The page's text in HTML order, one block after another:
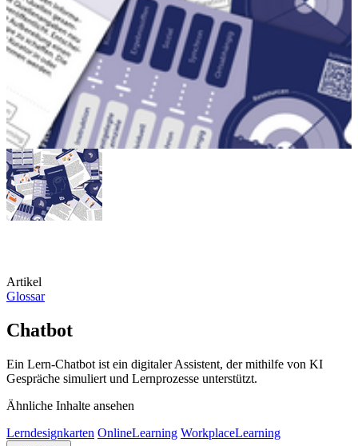
Artikel
Glossar
Chatbot
Ein Lern-Chatbot ist ein digitaler Assistent, der mithilfe von KI
Gespräche simuliert und Lernprozesse unterstützt.
Ähnliche Inhalte ansehen
Lerndesignkarten OnlineLearning WorkplaceLearning